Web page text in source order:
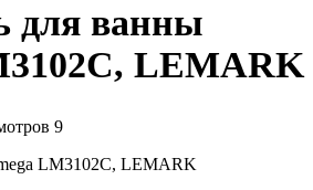
для ванны
LEMARK
9
LM3102C, LEMARK